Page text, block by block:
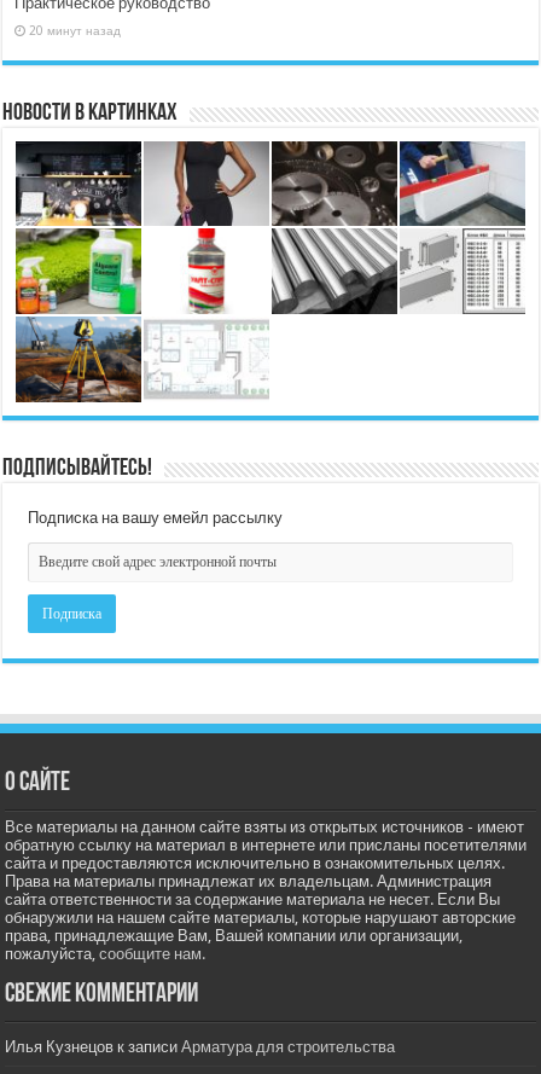
20 минут назад
Новости в картинках
Подписывайтесь!
Подписка на вашу емейл рассылку
О сайте
Все материалы на данном сайте взяты из открытых источников - имеют
обратную ссылку на материал в интернете или присланы посетителями
сайта и предоставляются исключительно в ознакомительных целях.
Права на материалы принадлежат их владельцам. Администрация
сайта ответственности за содержание материала не несет. Если Вы
обнаружили на нашем сайте материалы, которые нарушают авторские
права, принадлежащие Вам, Вашей компании или организации,
пожалуйста,сообщите нам.
Свежие комментарии
Илья Кузнецов к записиАрматура для строительства